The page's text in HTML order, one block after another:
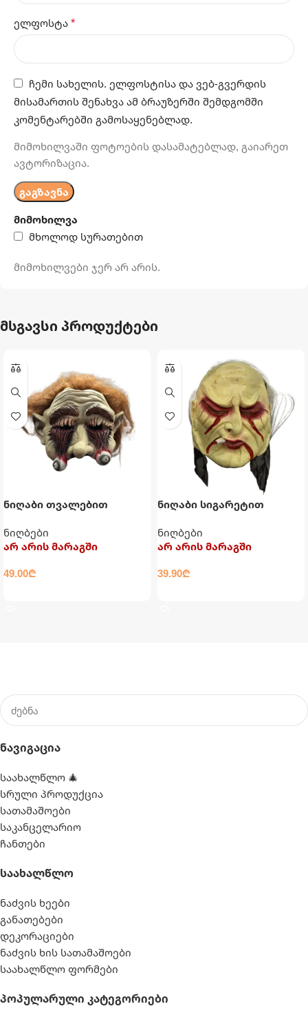
მიმოხილვა
მხოლოდ სურათებით
მიმოხილვები ჯერ არ არის.
ელფოსტა *
ჩემი სახელის. ელფოსტისა და ვებ-გვერდის
მისამართის შენახვა ამ ბრაუზერში შემდგომში
კომენტარებში გამოსაყენებლად.
მიმოხილვაში ფოტოების დასამატებლად, გაიარეთ
ავტორიზაცია.
მსგავსი პროდუქტები
ნიღაბი თვალებით
ნიღბები
არ არის მარაგში
49.00₾
ნიღაბი სიგარეტით
ნიღბები
არ არის მარაგში
39.90₾
Ნავიგაცია
საახალწლო 🎄
სრული პროდუქცია
სათამაშოები
საკანცელარიო
ჩანთები
Საახალწლო
ნაძვის ხეები
განათებები
დეკორაციები
ნაძვის ხის სათამაშოები
საახალწლო ფორმები
Პოპულარული Კატეგორიები